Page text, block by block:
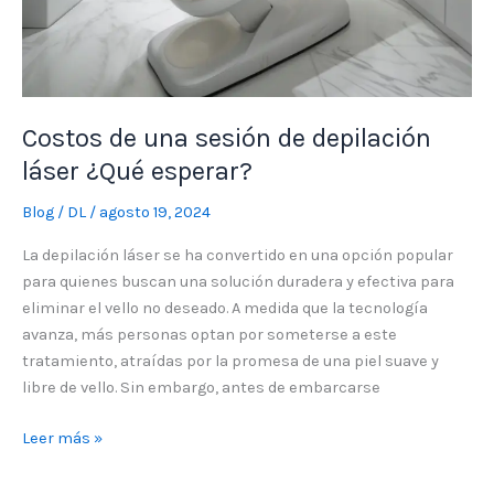
Costos de una sesión de depilación
láser ¿Qué esperar?
Blog / DL / agosto 19, 2024
La depilación láser se ha convertido en una opción popular
para quienes buscan una solución duradera y efectiva para
eliminar el vello no deseado. A medida que la tecnología
avanza, más personas optan por someterse a este
tratamiento, atraídas por la promesa de una piel suave y
libre de vello. Sin embargo, antes de embarcarse
Leer más »